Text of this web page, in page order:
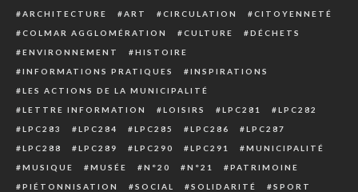
ARCHITECTURE
ART CIRCULATION
CITOYENNETÉ
COLMAR AGGLOMÉRATION
CULTURE
DÉCHETS
ENVIRONNEMENT
HISTOIRE
INFORMATIONS PRATIQUES
INSPIRATIONS
LES ACTIONS DE LA MUNICIPALITÉ
LETTRE INFORMATION
LOISIRS LPC281
LPC282
LPC283
LPC284 LPC285 LPC286
LPC287
LPC288
LPC289 LPC290 LPC291
MUNICIPALITÉ
MUSIQUE
MUSÉE N°20 N°21
PATRIMOINE
PIÉTONNISATION
SOCIAL SOLIDARITÉ
SPORT